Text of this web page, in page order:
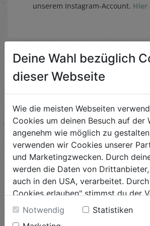
unserem Instagram-Account. Hier
Ähnliche
Pikante
Schwierigkeit
leicht
Glasierter
Rettich mit
Deine Wahl bezüglich
dieser Webseite
Wie die meisten Webseiten
Cookies um deinen Besuch auf der
angenehm wie möglich zu
verwenden wir Cookies unserer
und Marketingzwecken. Durch
werden die Daten von
auch in den USA, verarbeitet.
Cookies erlauben" stimmst du der
Cookies zu. Unter "Details
Infos zu den unterschiedlichen
Notwendig
Statistiken